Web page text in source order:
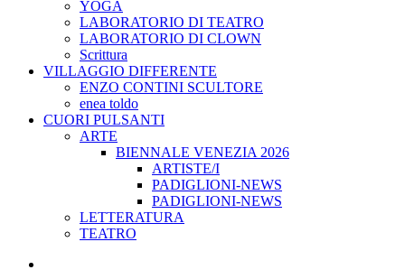
YOGA
LABORATORIO DI TEATRO
LABORATORIO DI CLOWN
Scrittura
VILLAGGIO DIFFERENTE
ENZO CONTINI SCULTORE
enea toldo
CUORI PULSANTI
ARTE
BIENNALE VENEZIA 2026
ARTISTE/I
PADIGLIONI-NEWS
PADIGLIONI-NEWS
LETTERATURA
TEATRO